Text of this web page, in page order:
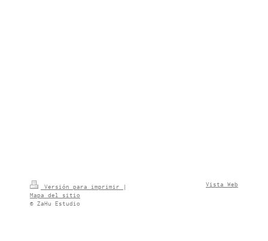
Versión para imprimir
|
Mapa del sitio
© ZaHu Estudio
Vista Web